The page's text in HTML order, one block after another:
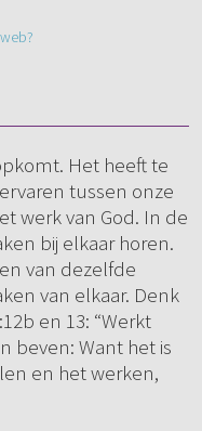
Het heeft te
tussen onze
werk van God. In de
bij elkaar horen.
van dezelfde
van elkaar. Denk
en 13: “Werkt
beven: Want het is
en het werken,